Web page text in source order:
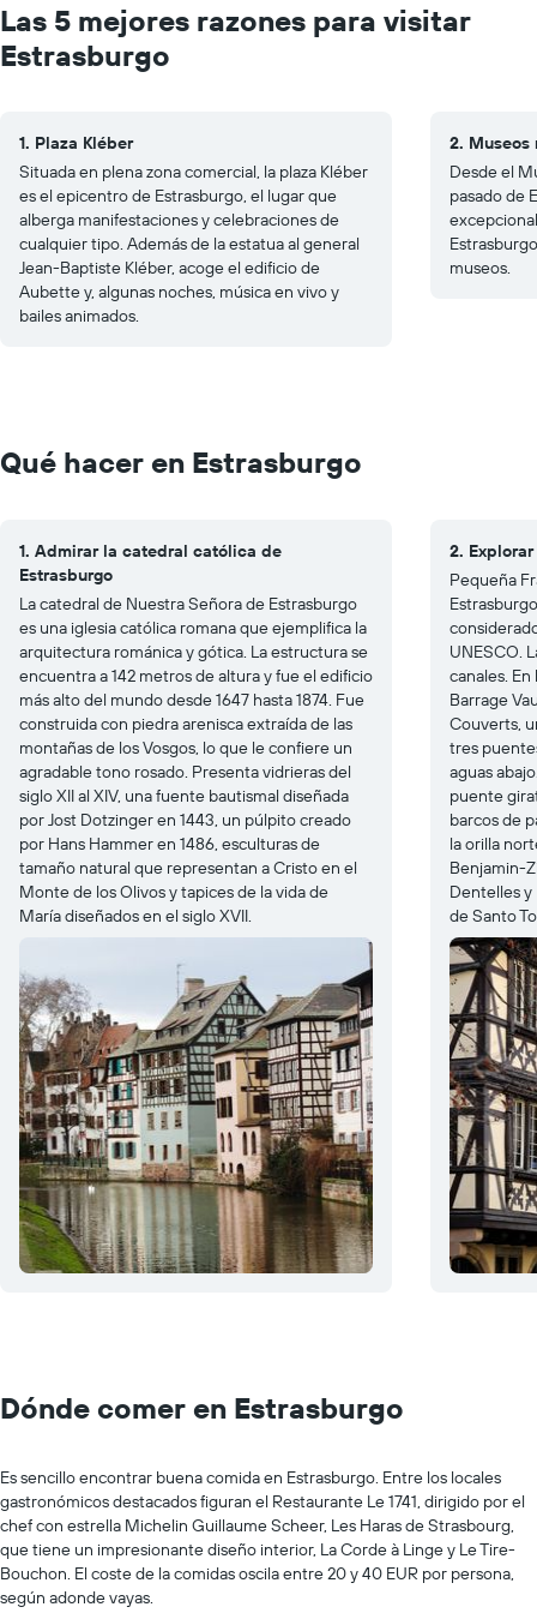
Las 5 mejores razones para visitar
Estrasburgo
1. Plaza Kléber
Situada en plena zona comercial, la plaza Kléber
es el epicentro de Estrasburgo, el lugar que
alberga manifestaciones y celebraciones de
cualquier tipo. Además de la estatua al general
Jean-Baptiste Kléber, acoge el edificio de
Aubette y, algunas noches, música en vivo y
bailes animados.
2. Museos
Desde el
pasado de
museos.
Qué hacer en Estrasburgo
1. Admirar la catedral católica de
Estrasburgo
La catedral de Nuestra Señora de Estrasburgo
es una iglesia católica romana que ejemplifica la
arquitectura románica y gótica. La estructura se
encuentra a 142 metros de altura y fue el edificio
más alto del mundo desde 1647 hasta 1874. Fue
construida con piedra arenisca extraída de las
montañas de los Vosgos, lo que le confiere un
agradable tono rosado. Presenta vidrieras del
siglo XII al XIV, una fuente bautismal diseñada
por Jost Dotzinger en 1443, un púlpito creado
por Hans Hammer en 1486, esculturas de
tamaño natural que representan a Cristo en el
Monte de los Olivos y tapices de la vida de
María diseñados en el siglo XVII.
2.
Pequeña
UNESCO.
canales.
Barrage
Couverts,
tres
aguas
puente
barcos de
la orilla
Benjamin-
Dentelles y
de Santo
Dónde comer en Estrasburgo
Es sencillo encontrar buena comida en Estrasburgo. Entre los locales
gastronómicos destacados figuran el Restaurante Le 1741, dirigido por el
chef con estrella Michelin Guillaume Scheer, Les Haras de Strasbourg,
que tiene un impresionante diseño interior, La Corde à Linge y Le Tire-
Bouchon. El coste de la comidas oscila entre 20 y 40 EUR por persona,
según adonde vayas.